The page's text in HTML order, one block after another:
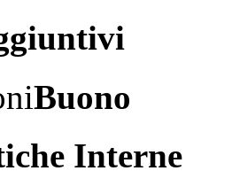
Buono
Interne